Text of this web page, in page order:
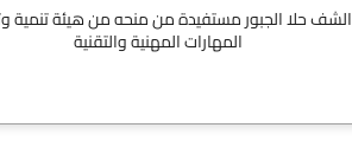
الشف حلا الجبور مستفيدة من منحه من هيئة تنمية
المهارات المهنية والتقنية